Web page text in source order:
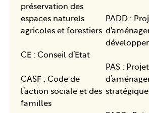
préservation des
espaces naturels
agricoles et forestiers
CE : Conseil d’Etat
CASF : Code de
l’action sociale et des
familles
PADD :
PAS : Projet
stratégique